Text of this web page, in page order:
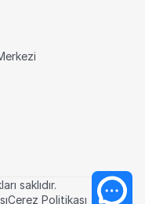
saklıdır.
Çerez Politikası